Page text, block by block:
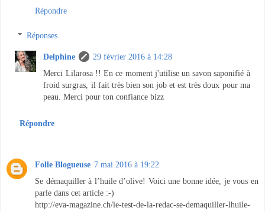
Répondre
Réponses
Delphine
29 février 2016 à 14:28
Merci Lilarosa !! En ce moment j'utilise un savon saponifié à
froid surgras, il fait très bien son job et est très doux pour ma
peau. Merci pour ton confiance bizz
Répondre
Folle Blogueuse 7 mai 2016 à 19:22
Se démaquiller à l’huile d’olive! Voici une bonne idée, je vous en
parle dans cet article :-)
http://eva-magazine.ch/le-test-de-la-redac-se-demaquiller-lhuile-